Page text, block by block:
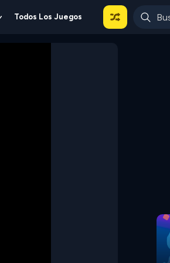
Show
For
Todos Los Juegos